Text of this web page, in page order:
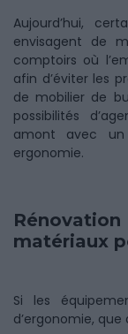
Aujourd’hui,
envisagent de
comptoirs où
afin d’éviter les
de mobilier de
possibilités
amont avec un
ergonomie.
matériaux
Si les
d’ergonomie,